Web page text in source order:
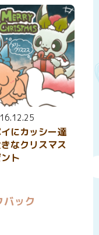
日:
にカッシー達
なクリスマス
ト
ック